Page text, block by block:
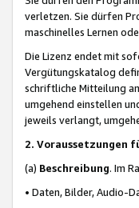
verletzen. Sie dürfen
maschinelles Lernen
Die Lizenz endet mit
Vergütungskatalog
schriftliche Mitteilung
umgehend einstellen
jeweils verlangt,
2. Voraussetzungen
(a) Beschreibung. Im
• Daten, Bilder, Audio-